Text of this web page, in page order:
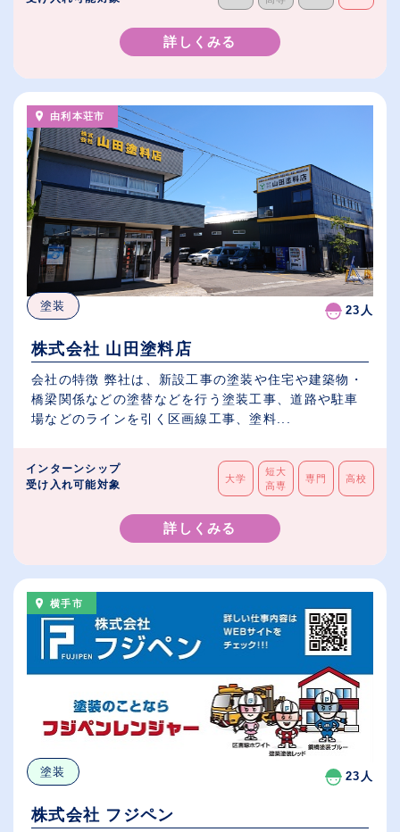
詳しくみる
由利本荘市
塗装 23人
株式会社 山田塗料店
会社の特徴 弊社は、新設工事の塗装や住宅や建築物・
橋梁関係などの塗替などを行う塗装工事、道路や駐車
場などのラインを引く区画線工事、塗料...
インターンシップ
受け入れ可能対象
大学
短大
高専
専門 高校
詳しくみる
横手市
塗装 23人
株式会社 フジペン